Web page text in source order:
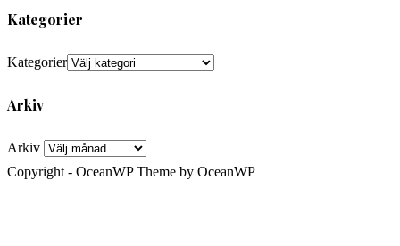
Kategorier
Kategorier
Arkiv
Arkiv
Copyright - OceanWP Theme by OceanWP